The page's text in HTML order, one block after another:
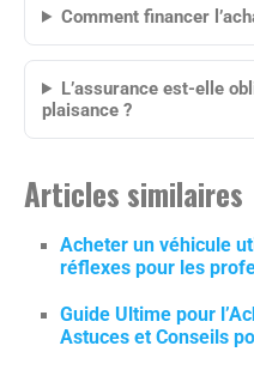
Comment financer
L’assurance est-elle
plaisance ?
Articles similaires
Acheter un véhicule
réflexes pour les
Guide Ultime pour
Astuces et Conseils